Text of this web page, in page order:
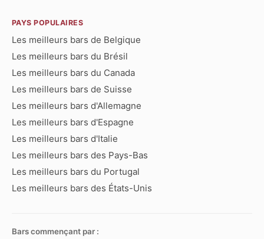
PAYS POPULAIRES
Les meilleurs bars de Belgique
Les meilleurs bars du Brésil
Les meilleurs bars du Canada
Les meilleurs bars de Suisse
Les meilleurs bars d'Allemagne
Les meilleurs bars d'Espagne
Les meilleurs bars d'Italie
Les meilleurs bars des Pays-Bas
Les meilleurs bars du Portugal
Les meilleurs bars des États-Unis
Bars commençant par :